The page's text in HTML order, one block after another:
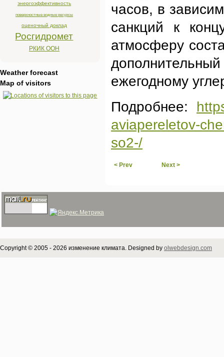
часов, в
санкций к
атмосферу
ежегодному
Подробнее:
aviapereletov-
so2-/
< Prev Next >
энергоэффективность
поверхностные водные ресурсы
оценочный доклад
Росгидромет
РКИК ООН
Weather forecast
Map of visitors
Copyright © 2005 - 2026 изменение климата. Designed by olwebdesign.com